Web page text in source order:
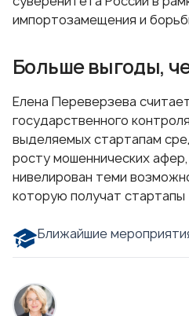
импортозамещения и
Больше выгоды,
Елена Переверзева
государственного
выделяемых стартапам
росту мошеннических
нивелирован теми
которую получат стартапы
Ближайшие